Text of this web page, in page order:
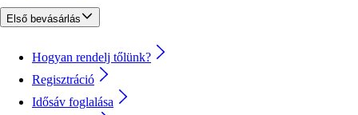
Első bevásárlás
Hogyan rendelj tőlünk?
Regisztráció
Idősáv foglalása